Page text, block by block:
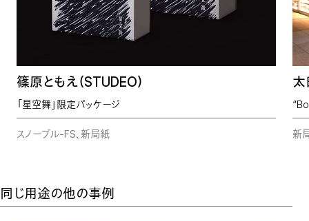
「星空舞」限定パッケージ
篠原ともえ（STUDEO）
スノーブル-FS、新局紙 新
同じ用途の他の事例